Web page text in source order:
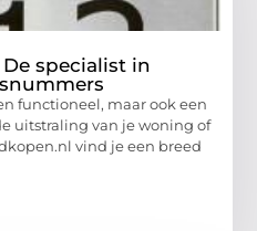
specialist in
functioneel, maar ook een
uitstraling van je woning of
vind je een breed